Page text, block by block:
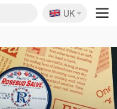
🇬🇧
UK